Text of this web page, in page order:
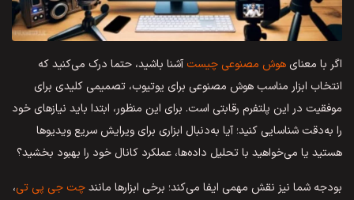
اگر با معنای هوش مصنوعی چیست آشنا باشید، حتما درک می‌کنید که
انتخاب ابزار مناسب هوش مصنوعی برای یوتیوب، تصمیمی کلیدی برای
موفقیت در این پلتفرم رقابتی است. برای این منظور، ابتدا باید نیازهای خود
را به‌دقت شناسایی کنید؛ آیا به‌دنبال ابزاری برای ویرایش سریع ویدیوها
هستید یا می‌خواهید با تحلیل داده‌ها، عملکرد کانال خود را بهبود بخشید؟
بودجه شما نیز نقش مهمی ایفا می‌کند؛ برخی ابزارها مانندچت جی پی تی،